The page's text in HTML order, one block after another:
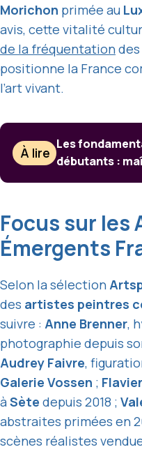
Morichon primée au
avis, cette vitalité
de la fréquentation
positionne la France
l’art vivant.
À lire
Les
débutants :
Focus sur
Émergents
Selon la sélection
des artistes peintres
suivre : Anne Brenner,
photographie depuis
Audrey Faivre,
Galerie Vossen ;
àSète depuis 2018 ;
abstraites primées en
scènes réalistes